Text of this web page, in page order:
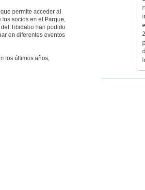
permite acceder al
socios en el Parque,
Tibidabo han podido
en diferentes eventos
los últimos años,